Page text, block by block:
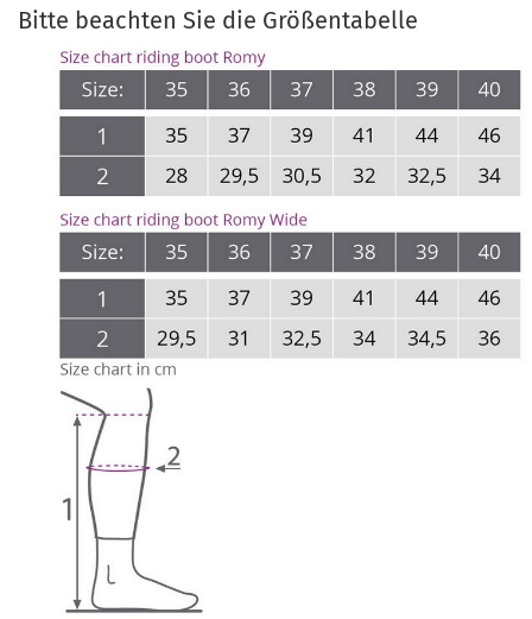
Bitte beachten Sie die Größentabelle